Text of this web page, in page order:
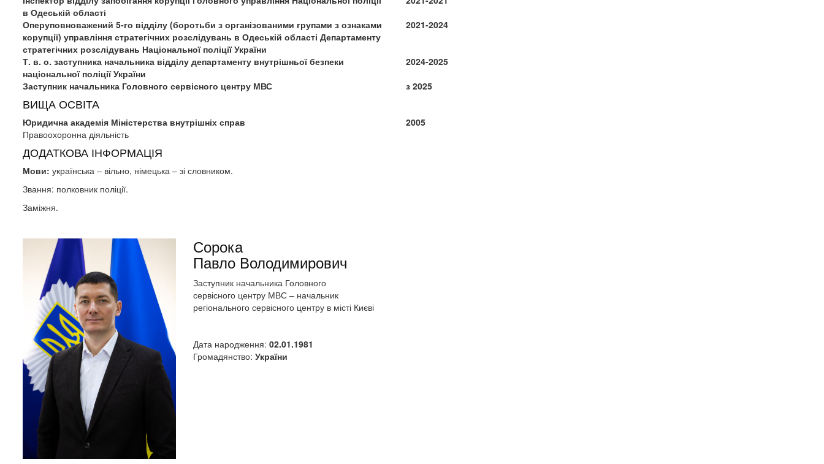
в Одеській області
Оперуповноважений 5-го відділу (боротьби з організованими групами з ознаками
корупції) управління стратегічних розслідувань в Одеській області Департаменту
стратегічних розслідувань Національної поліції України
2021-2024
Т. в. о. заступника начальника відділу департаменту внутрішньої безпеки
національної поліції України
2024-2025
Заступник начальника Головного сервісного центру МВС
з 2025
ВИЩА ОСВІТА
Юридична академія Міністерства внутрішніх справ
Правоохоронна діяльність
2005
ДОДАТКОВА ІНФОРМАЦІЯ
Мови: українська – вільно, німецька – зі словником.
Звання: полковник поліції.
Заміжня.
Сорока
Павло Володимирович
Заступник начальника Головного
сервісного центру МВС – начальник
регіонального сервісного центру в місті Києві
Дата народження: 02.01.1981
Громадянство: України